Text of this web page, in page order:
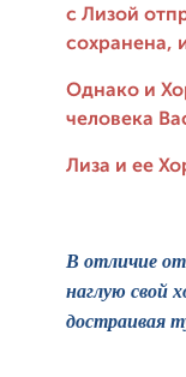
с Лизой
сохранена,
Однако и
человека
Лиза и ее
В отличие
наглую свой
достраивая